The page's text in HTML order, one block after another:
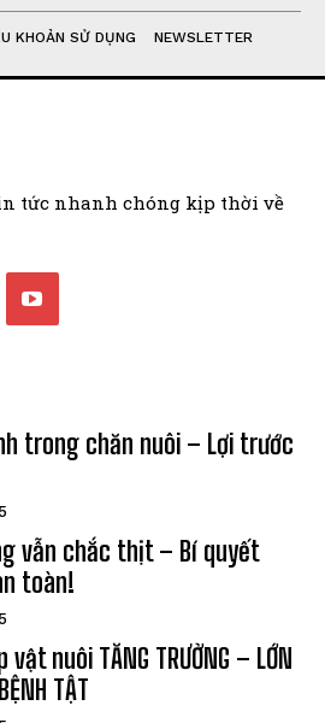
KHOẢN SỬ DỤNG NEWSLETTER
tức nhanh chóng kịp thời về
trong chăn nuôi – Lợi trước
vẫn chắc thịt – Bí quyết
toàn!
nuôi TĂNG TRƯỞNG – LỚN
TẬT